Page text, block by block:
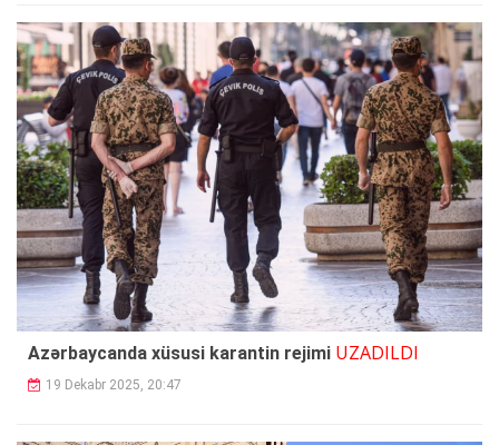
Azərbaycanda xüsusi karantin rejimi UZADILDI
19 Dekabr 2025, 20:47